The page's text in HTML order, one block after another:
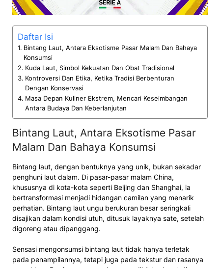
Daftar Isi
Bintang Laut, Antara Eksotisme Pasar Malam Dan Bahaya
Konsumsi
Kuda Laut, Simbol Kekuatan Dan Obat Tradisional
Kontroversi Dan Etika, Ketika Tradisi Berbenturan
Dengan Konservasi
Masa Depan Kuliner Ekstrem, Mencari Keseimbangan
Antara Budaya Dan Keberlanjutan
Bintang Laut, Antara Eksotisme Pasar
Malam Dan Bahaya Konsumsi
Bintang laut, dengan bentuknya yang unik, bukan sekadar
penghuni laut dalam. Di pasar-pasar malam China,
khususnya di kota-kota seperti Beijing dan Shanghai, ia
bertransformasi menjadi hidangan camilan yang menarik
perhatian. Bintang laut ungu berukuran besar seringkali
disajikan dalam kondisi utuh, ditusuk layaknya sate, setelah
digoreng atau dipanggang.
Sensasi mengonsumsi bintang laut tidak hanya terletak
pada penampilannya, tetapi juga pada tekstur dan rasanya